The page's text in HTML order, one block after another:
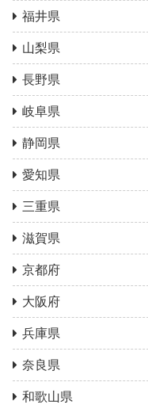
福井県
山梨県
長野県
岐阜県
静岡県
愛知県
三重県
滋賀県
京都府
大阪府
兵庫県
奈良県
和歌山県